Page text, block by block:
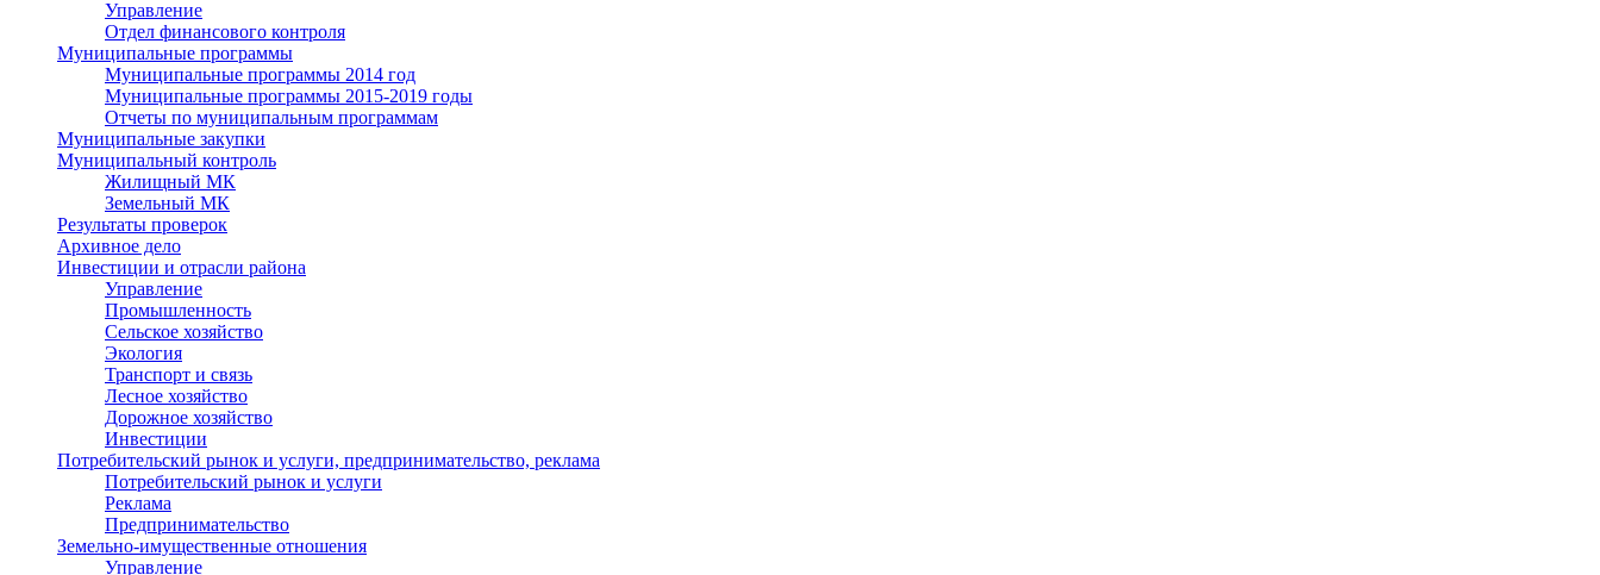
Управление
Отдел финансового контроля
Муниципальные программы
Муниципальные программы 2014 год
Муниципальные программы 2015-2019 годы
Отчеты по муниципальным программам
Муниципальные закупки
Муниципальный контроль
Жилищный МК
Земельный МК
Результаты проверок
Архивное дело
Инвестиции и отрасли района
Управление
Промышленность
Сельское хозяйство
Экология
Транспорт и связь
Лесное хозяйство
Дорожное хозяйство
Инвестиции
Потребительский рынок и услуги, предпринимательство, реклама
Потребительский рынок и услуги
Реклама
Предпринимательство
Земельно-имущественные отношения
Управление